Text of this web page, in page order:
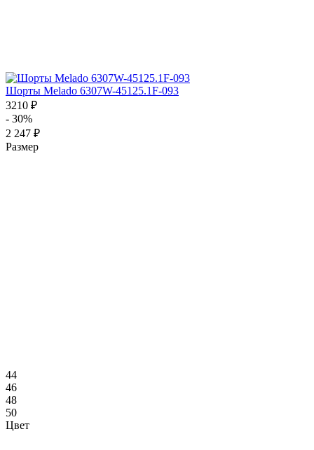
Шорты Melado 6307W-45125.1F-093
3210 ₽
- 30%
2 247 ₽
Размер
44
46
48
50
Цвет